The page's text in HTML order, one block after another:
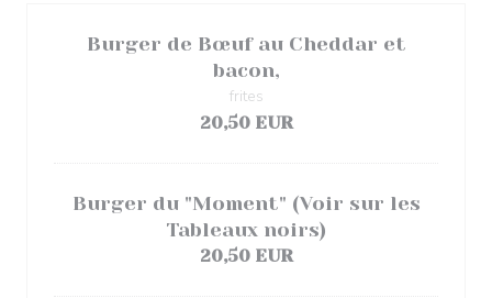
Burger de Bœuf au Cheddar et
bacon,
frites
20,50 EUR
Burger du "Moment" (Voir sur les
Tableaux noirs)
20,50 EUR